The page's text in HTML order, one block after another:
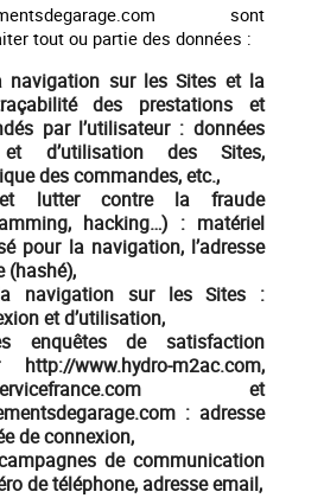
sont
tout ou partie des données :
navigation sur les Sites et la
des prestations et
par l’utilisateur : données
d’utilisation des Sites,
des commandes, etc.,
lutter contre la fraude
hacking…) : matériel
pour la navigation, l’adresse
(hashé),
navigation sur les Sites :
et d’utilisation,
enquêtes de satisfaction
www.hydro-m2ac.com,
et
: adresse
de connexion,
de communication
de téléphone, adresse email,